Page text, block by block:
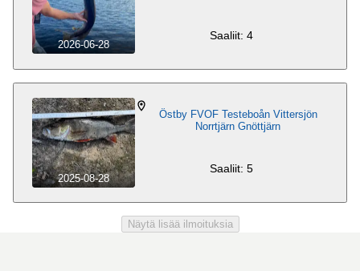
2026-06-28
Saaliit: 4
2025-08-28
Östby FVOF Testeboån Vittersjön
Norrtjärn Gnöttjärn
Saaliit: 5
Näytä lisää ilmoituksia